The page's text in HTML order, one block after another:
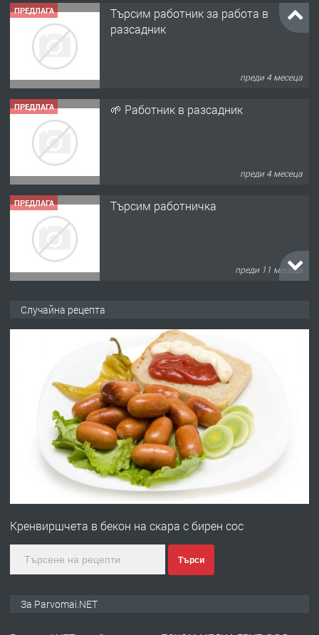
ПРЕДЛАГА
Търсим работник за работа в
разсадник
преди 4 месеца
ПРЕДЛАГА 🌱 Работник в разсадник
преди 4 месеца
ПРЕДЛАГА Търсим работничка
преди 11 месеца
преди 1 година
Работа за общи работници
преди 1 година
Първи поход "По стъпките на Ангел
Случайна рецепта
Кренвиршчета в бекон на скара с бирен сос
Търси
За Parvomai.NET